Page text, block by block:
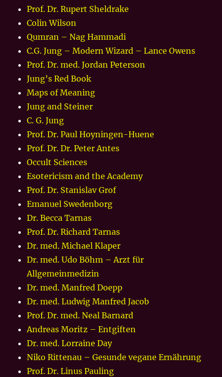
Prof. Dr. Rupert Sheldrake
Colin Wilson
Qumran – Nag Hammadi
C.G. Jung – Modern Wizard – Lance Owens
Prof. Dr. med. Jordan Peterson
Jung’s Red Book
Maps of Meaning
Jung and Steiner
C. G. Jung
Prof. Dr. Paul Hoyningen-Huene
Prof. Dr. Dr. Peter Antes
Occult Sciences
Esotericism and the Academy
Prof. Dr. Stanislav Grof
Emanuel Swedenborg
Dr. Becca Tarnas
Prof. Dr. Richard Tarnas
Dr. med. Michael Klaper
Dr. med. Udo Böhm – Arzt für
Allgemeinmedizin
Dr. med. Manfred Doepp
Dr. med. Ludwig Manfred Jacob
Prof. Dr. med. Neal Barnard
Andreas Moritz – Entgiften
Dr. med. Lorraine Day
Niko Rittenau – Gesunde vegane Ernährung
Prof. Dr. Linus Pauling